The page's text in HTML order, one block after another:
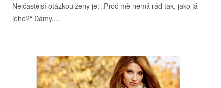
Nejčastější otázkou ženy je: „Proč mě nemá rád tak, jako já
jeho?“ Dámy,...